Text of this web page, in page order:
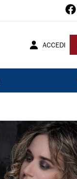
ACCEDI